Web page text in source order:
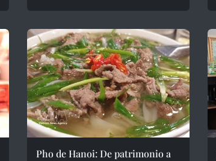
Pho de Hanoi: De patrimonio a